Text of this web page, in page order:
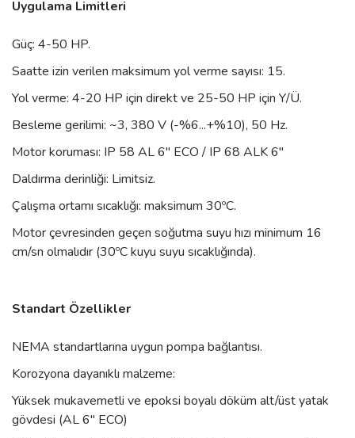
Uygulama Limitleri
Güç: 4-50 HP.
Saatte izin verilen maksimum yol verme sayısı: 15.
Yol verme: 4-20 HP için direkt ve 25-50 HP için Y/Ü.
Besleme gerilimi: ~3, 380 V (-%6...+%10), 50 Hz.
Motor koruması: IP 58 AL 6" ECO / IP 68 ALK 6"
Daldırma derinliği: Limitsiz.
Çalışma ortamı sıcaklığı: maksimum 30ºC.
Motor çevresinden geçen soğutma suyu hızı minimum 16
cm/sn olmalıdır (30ºC kuyu suyu sıcaklığında).
Standart Özellikler
NEMA standartlarına uygun pompa bağlantısı.
Korozyona dayanıklı malzeme:
Yüksek mukavemetli ve epoksi boyalı döküm alt/üst yatak
gövdesi (AL 6" ECO)